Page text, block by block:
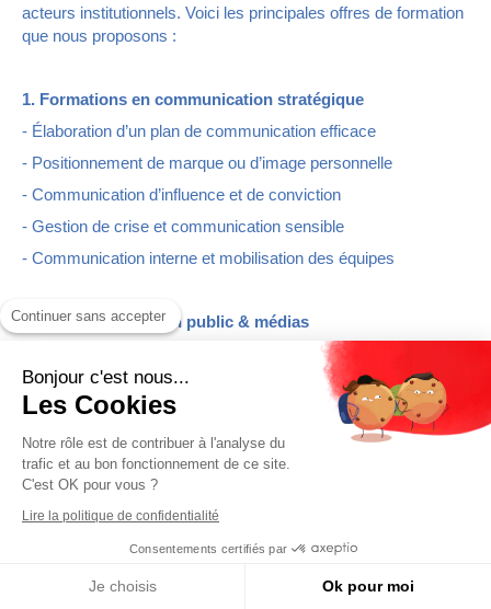
acteurs institutionnels. Voici les principales offres de formation
que nous proposons :
1. Formations en communication stratégique
- Élaboration d’un plan de communication efficace
- Positionnement de marque ou d’image personnelle
- Communication d’influence et de conviction
- Gestion de crise et communication sensible
- Communication interne et mobilisation des équipes
️ 2. Prise de parole en public & médias
- Techniques d’expression orale et rhétorique
- Maîtrise de la communication non verbale
- Préparation aux interviews presse, radio, télé, podcast
- Simulation d’interventions médiatiques ou de panels
- Pitching et storytelling personnel ou professionnel
- Fondamentaux du journalisme
- Fondamentaux du journalisme de solutions
Continuer sans accepter
Bonjour c'est nous...
Les Cookies
Notre rôle est de contribuer à l'analyse du
trafic et au bon fonctionnement de ce site.
C'est OK pour vous ?
Lire la politique de confidentialité
Consentements certifiés par
Je choisis Ok pour moi